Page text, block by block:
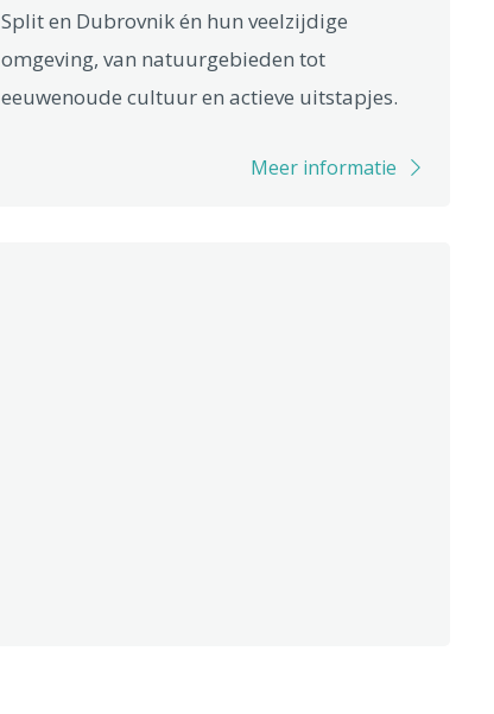
Split en Dubrovnik én hun veelzijdige
omgeving, van natuurgebieden tot
eeuwenoude cultuur en actieve uitstapjes.
Meer informatie